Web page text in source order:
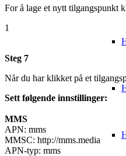
For å lage et nytt tilgangspunkt
1
Steg 7
Når du har klikket på et
Sett følgende innstillinger:
MMS
APN: mms
MMSC: http://mms.media
APN-typ: mms